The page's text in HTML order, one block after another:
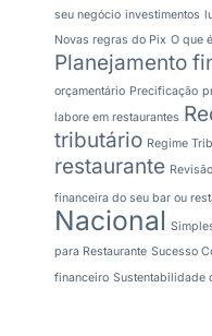
seu negócio investimentos
Novas regras do Pix O que
Planejamento
orçamentário Precificação
labore em restaurantes
tributário Regime
restaurante
financeira do seu bar ou
Nacional
para Restaurante Sucesso
financeiro Sustentabilidade